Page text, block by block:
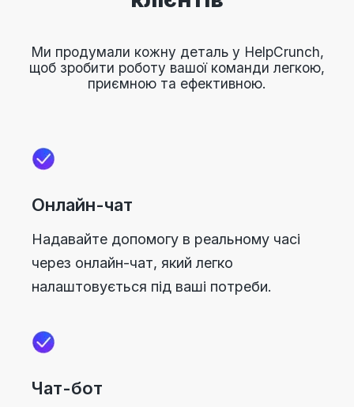
Ми продумали кожну деталь у HelpCrunch,
щоб зробити роботу вашої команди легкою,
приємною та ефективною.
Онлайн-чат
Надавайте допомогу в реальному часі
через онлайн-чат, який легко
налаштовується під ваші потреби.
Чат-бот